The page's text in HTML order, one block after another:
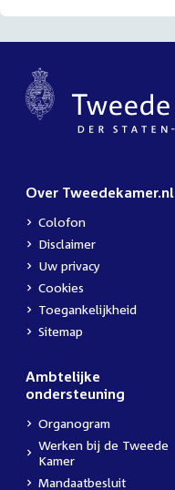
Over Tweedekamer.nl
Colofon
Disclaimer
Uw privacy
Cookies
Toegankelijkheid
Sitemap
Ambtelijke
ondersteuning
Organogram
External
link:
Werken bij de Tweede
Kamer
Mandaatbesluit